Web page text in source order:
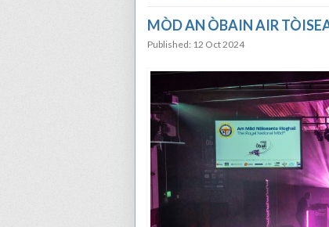
MÒD AN ÒBAIN AIR
Published: 12 Oct 2024